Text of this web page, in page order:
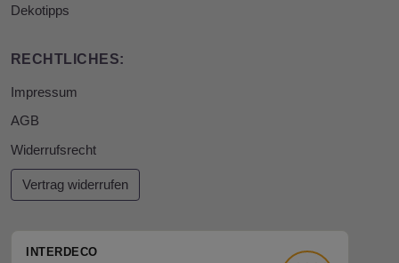
Dekotipps
RECHTLICHES:
Impressum
AGB
Widerrufsrecht
Vertrag widerrufen
INTERDECO